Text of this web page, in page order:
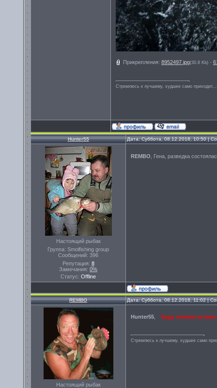
Прикрепления: 8952497.jpg(30.8 Kb) ·
Стремлюсь к лучшему, худшее само
Hunter55 Дата: Суббота, 08.12.2018, 10:50 |
Настоящий рыбак
Группа: Smolfishing group
Сообщений: 396
Репутация: 8
Замечания: 0%
Статус: Offline
REMBO , Гена, разведка
REMBO Дата: Суббота, 08.12.2018, 11:02 |
Настоящий рыбак
Hunter55 Буду твоими
Стремлюсь к лучшему, худшее само